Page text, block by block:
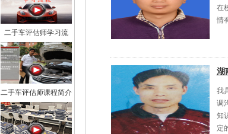
二手车评估师学习流
程-汽车网校
二手车评估师课程简介
_中华汽车网校
在
情
湖
我
调
知
定